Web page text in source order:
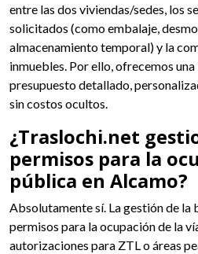
entre las dos viviendas/sedes, los
solicitados (como embalaje,
almacenamiento temporal) y la
inmuebles. Por ello, ofrecemos
presupuesto detallado,
sin costos ocultos.
¿Traslochi.net
permisos para la
pública en Alcamo?
Absolutamente sí. La gestión de la
permisos para la ocupación de la
autorizaciones para ZTL o áreas